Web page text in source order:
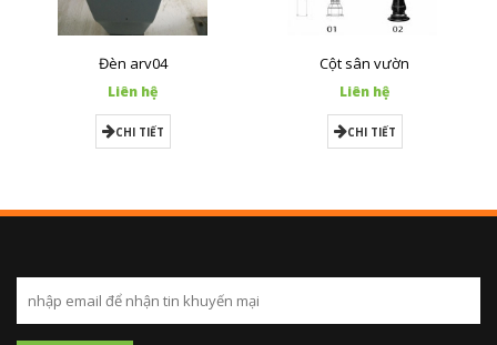
Đèn arv04
Liên hệ
CHI TIẾT
Cột sân vườn
Liên hệ
CHI TIẾT